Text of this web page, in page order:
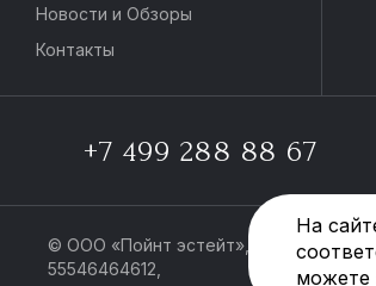
Новости и Обзоры
Контакты
+7 499 288 88 67
© ООО «Пойнт эстейт», ИНН
55546464612,
На
можете